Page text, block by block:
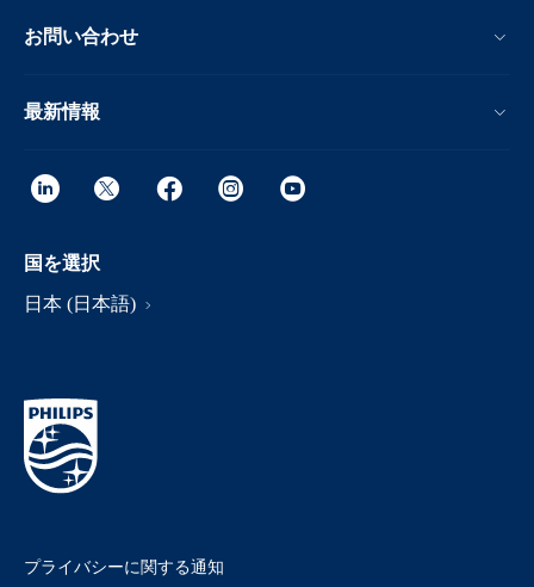
お問い合わせ
最新情報
国を選択
日本 (日本語)
プライバシーに関する通知